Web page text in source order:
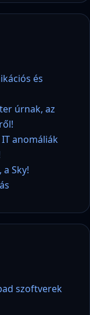
és
úrnak, az
anomáliák
Sky!
szoftverek